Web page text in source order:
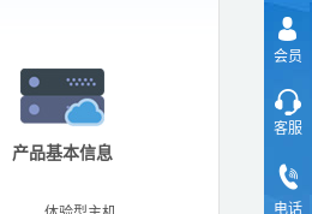
产品基本信息
会员
客服
电话